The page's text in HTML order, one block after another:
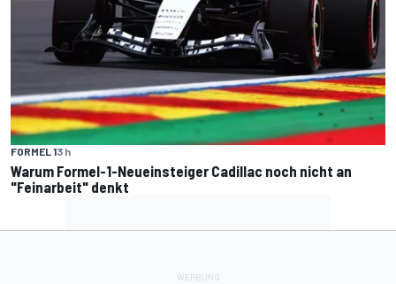
FORMEL 13 h
Warum Formel-1-Neueinsteiger Cadillac noch nicht an
"Feinarbeit" denkt